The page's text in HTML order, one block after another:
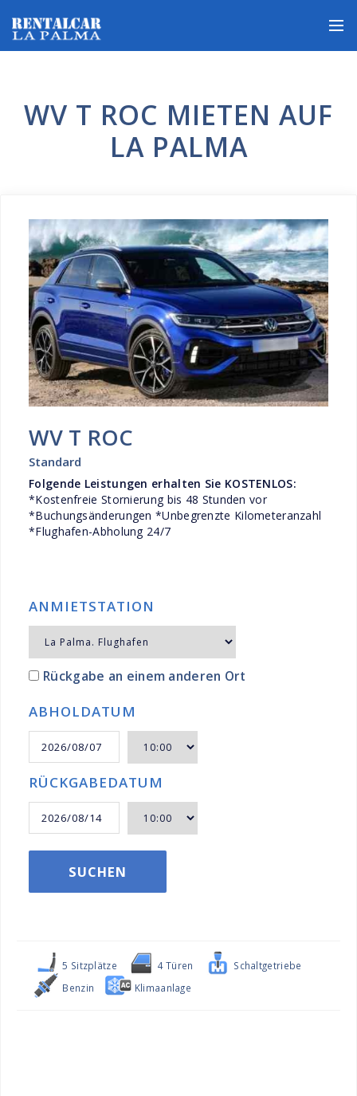
WV T ROC MIETEN AUF
LA PALMA
WV T ROC
Standard
Folgende Leistungen erhalten Sie KOSTENLOS:
*Kostenfreie Stornierung bis 48 Stunden vor
*Buchungsänderungen *Unbegrenzte Kilometeranzahl
*Flughafen-Abholung 24/7
ANMIETSTATION
Rückgabe an einem anderen Ort
ABHOLDATUM
RÜCKGABEDATUM
SUCHEN
5 Sitzplätze 4 Türen
Schaltgetriebe
Benzin
Klimaanlage